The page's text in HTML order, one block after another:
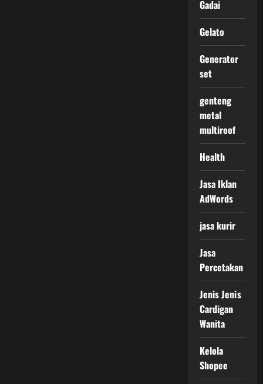
Gadai
Gelato
Generator
set
genteng
metal
multiroof
Health
Jasa Iklan
AdWords
jasa kurir
Jasa
Percetakan
Jenis Jenis
Cardigan
Wanita
Kelola
Shopee